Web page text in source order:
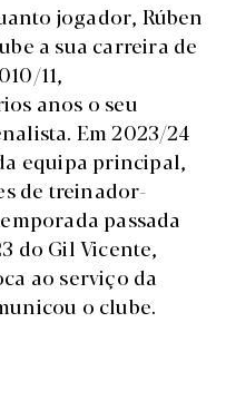
jogador, Rúben
a sua carreira de
11,
anos o seu
Em 2023/24
equipa principal,
de treinador-
passada
do Gil Vicente,
ao serviço da
o clube.